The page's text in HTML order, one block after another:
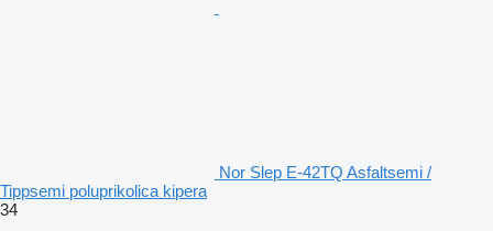
Nor Slep E-42TQ Asfaltsemi /
Tippsemi poluprikolica kipera
34